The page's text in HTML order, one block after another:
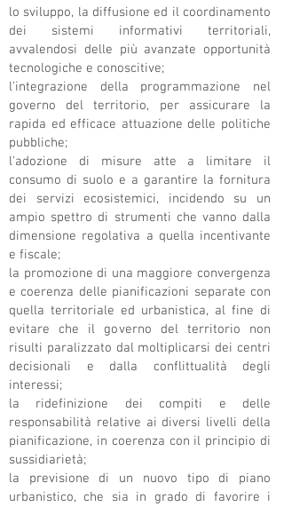
lo sviluppo, la diffusione ed il coordinamento
dei sistemi informativi territoriali,
avvalendosi delle più avanzate opportunità
tecnologiche e conoscitive;
l'integrazione della programmazione nel
governo del territorio, per assicurare la
rapida ed efficace attuazione delle politiche
pubbliche;
l'adozione di misure atte a limitare il
consumo di suolo e a garantire la fornitura
dei servizi ecosistemici, incidendo su un
ampio spettro di strumenti che vanno dalla
dimensione regolativa a quella incentivante
e fiscale;
la promozione di una maggiore convergenza
e coerenza delle pianificazioni separate con
quella territoriale ed urbanistica, al fine di
evitare che il governo del territorio non
risulti paralizzato dal moltiplicarsi dei centri
decisionali e dalla conflittualità degli
interessi;
la ridefinizione dei compiti e delle
responsabilità relative ai diversi livelli della
pianificazione, in coerenza con il principio di
sussidiarietà;
la previsione di un nuovo tipo di piano
urbanistico, che sia in grado di favorire i